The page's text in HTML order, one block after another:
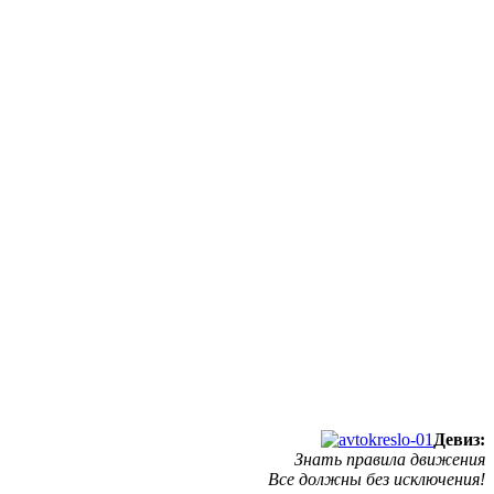
Девиз:
Знать правила движения
Все должны без исключения!